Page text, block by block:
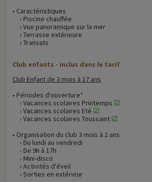
• Caractéristiques
› Piscine chauffée
› Vue panoramique sur la mer
› Terrasse extérieure
› Transats
Club enfants - inclus dans le tarif
Club Enfant de 3 mois à 17 ans
• Périodes d'ouverture*
› Vacances scolaires Printemps ☑
› Vacances scolaires Eté ☑
› Vacances scolaires Toussaint ☑
• Organisation du club 3 mois à 2 ans
› Du lundi au vendredi
› De 9h à 17h
› Mini-disco
› Activités d'éveil
› Sorties en extérieur